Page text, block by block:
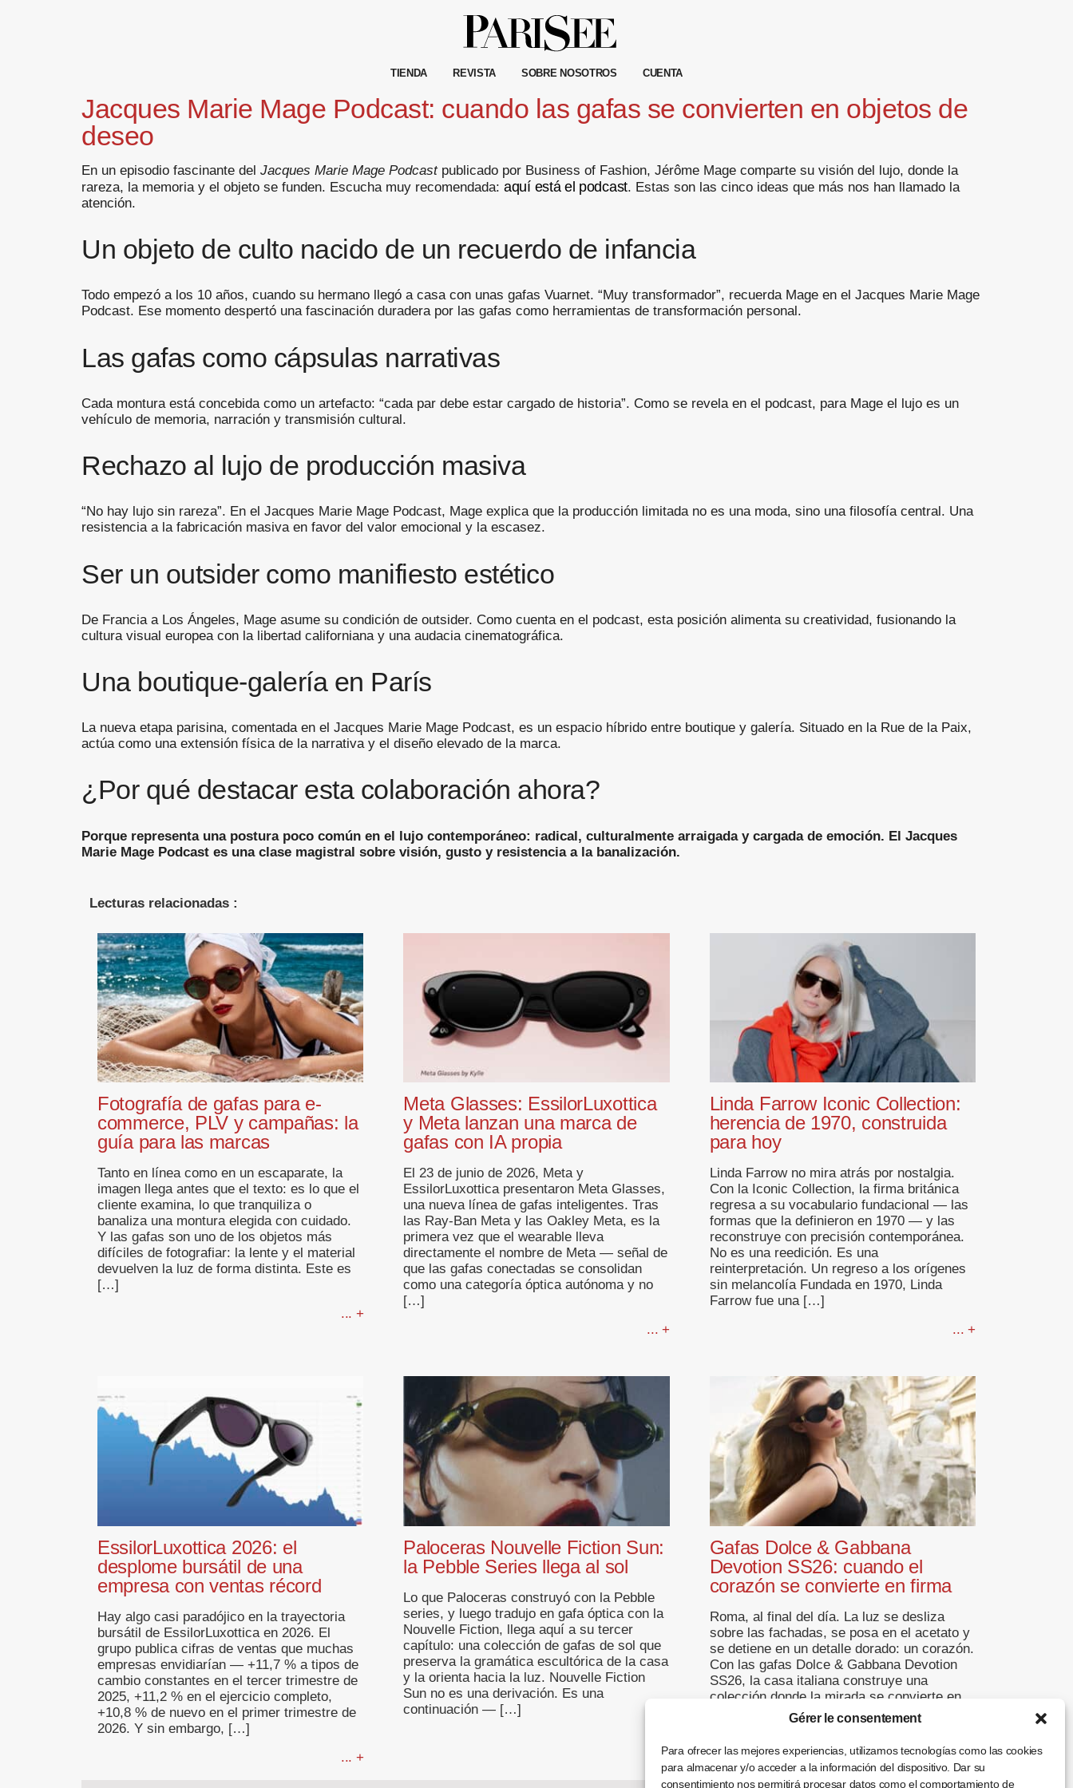
Gérer le consentement
Para ofrecer las mejores experiencias, utilizamos tecnologías como las cookies
para almacenar y/o acceder a la información del dispositivo. Dar su
consentimiento nos permitirá procesar datos como el comportamiento de
TIENDA REVISTA SOBRE NOSOTROS CUENTA
Jacques Marie Mage Podcast: cuando las gafas se convierten en objetos de
deseo
En un episodio fascinante del Jacques Marie Mage Podcastpublicado por Business of Fashion, Jérôme Mage comparte su visión del lujo, donde la
rareza, la memoria y el objeto se funden. Escucha muy recomendada: aquí está el podcast. Estas son las cinco ideas que más nos han llamado la
atención.
Un objeto de culto nacido de un recuerdo de infancia
Todo empezó a los 10 años, cuando su hermano llegó a casa con unas gafas Vuarnet. “Muy transformador”, recuerda Mage en el Jacques Marie Mage
Podcast. Ese momento despertó una fascinación duradera por las gafas como herramientas de transformación personal.
Las gafas como cápsulas narrativas
Cada montura está concebida como un artefacto: “cada par debe estar cargado de historia”. Como se revela en el podcast, para Mage el lujo es un
vehículo de memoria, narración y transmisión cultural.
Rechazo al lujo de producción masiva
“No hay lujo sin rareza”. En el Jacques Marie Mage Podcast, Mage explica que la producción limitada no es una moda, sino una filosofía central. Una
resistencia a la fabricación masiva en favor del valor emocional y la escasez.
Ser un outsider como manifiesto estético
De Francia a Los Ángeles, Mage asume su condición de outsider. Como cuenta en el podcast, esta posición alimenta su creatividad, fusionando la
cultura visual europea con la libertad californiana y una audacia cinematográfica.
Una boutique-galería en París
La nueva etapa parisina, comentada en el Jacques Marie Mage Podcast, es un espacio híbrido entre boutique y galería. Situado en la Rue de la Paix,
actúa como una extensión física de la narrativa y el diseño elevado de la marca.
¿Por qué destacar esta colaboración ahora?
Porque representa una postura poco común en el lujo contemporáneo: radical, culturalmente arraigada y cargada de emoción. El Jacques
Marie Mage Podcast es una clase magistral sobre visión, gusto y resistencia a la banalización.
Lecturas relacionadas :
Fotografía de gafas para e-
commerce, PLV y campañas: la
guía para las marcas
Tanto en línea como en un escaparate, la
imagen llega antes que el texto: es lo que el
cliente examina, lo que tranquiliza o
banaliza una montura elegida con cuidado.
Y las gafas son uno de los objetos más
difíciles de fotografiar: la lente y el material
devuelven la luz de forma distinta. Este es
[…]
... +
Meta Glasses: EssilorLuxottica
y Meta lanzan una marca de
gafas con IA propia
El 23 de junio de 2026, Meta y
EssilorLuxottica presentaron Meta Glasses,
una nueva línea de gafas inteligentes. Tras
las Ray-Ban Meta y las Oakley Meta, es la
primera vez que el wearable lleva
directamente el nombre de Meta — señal de
que las gafas conectadas se consolidan
como una categoría óptica autónoma y no
[…]
... +
Linda Farrow Iconic Collection:
herencia de 1970, construida
para hoy
Linda Farrow no mira atrás por nostalgia.
Con la Iconic Collection, la firma británica
regresa a su vocabulario fundacional — las
formas que la definieron en 1970 — y las
reconstruye con precisión contemporánea.
No es una reedición. Es una
reinterpretación. Un regreso a los orígenes
sin melancolía Fundada en 1970, Linda
Farrow fue una […]
... +
EssilorLuxottica 2026: el
desplome bursátil de una
empresa con ventas récord
Hay algo casi paradójico en la trayectoria
bursátil de EssilorLuxottica en 2026. El
grupo publica cifras de ventas que muchas
empresas envidiarían — +11,7 % a tipos de
cambio constantes en el tercer trimestre de
2025, +11,2 % en el ejercicio completo,
+10,8 % de nuevo en el primer trimestre de
2026. Y sin embargo, […]
... +
Paloceras Nouvelle Fiction Sun:
la Pebble Series llega al sol
Lo que Paloceras construyó con la Pebble
series, y luego tradujo en gafa óptica con la
Nouvelle Fiction, llega aquí a su tercer
capítulo: una colección de gafas de sol que
preserva la gramática escultórica de la casa
y la orienta hacia la luz. Nouvelle Fiction
Sun no es una derivación. Es una
continuación — […]
Gafas Dolce & Gabbana
Devotion SS26: cuando el
corazón se convierte en firma
Roma, al final del día. La luz se desliza
sobre las fachadas, se posa en el acetato y
se detiene en un detalle dorado: un corazón.
Con las gafas Dolce & Gabbana Devotion
SS26, la casa italiana construye una
colección donde la mirada se convierte en
lenguaje y la emoción adopta la forma de un
... +